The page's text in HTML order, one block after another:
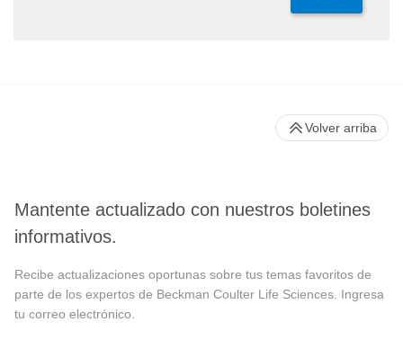
Mantente actualizado con nuestros boletines
informativos.
Recibe actualizaciones oportunas sobre tus temas favoritos de
parte de los expertos de Beckman Coulter Life Sciences. Ingresa
tu correo electrónico.
Volver arriba